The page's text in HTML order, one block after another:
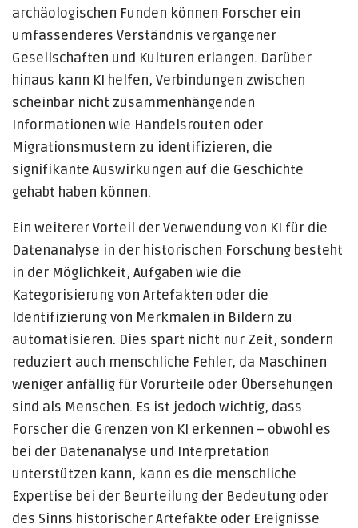
archäologischen Funden können Forscher ein
umfassenderes Verständnis vergangener
Gesellschaften und Kulturen erlangen. Darüber
hinaus kann KI helfen, Verbindungen zwischen
scheinbar nicht zusammenhängenden
Informationen wie Handelsrouten oder
Migrationsmustern zu identifizieren, die
signifikante Auswirkungen auf die Geschichte
gehabt haben können.
Ein weiterer Vorteil der Verwendung von KI für die
Datenanalyse in der historischen Forschung besteht
in der Möglichkeit, Aufgaben wie die
Kategorisierung von Artefakten oder die
Identifizierung von Merkmalen in Bildern zu
automatisieren. Dies spart nicht nur Zeit, sondern
reduziert auch menschliche Fehler, da Maschinen
weniger anfällig für Vorurteile oder Übersehungen
sind als Menschen. Es ist jedoch wichtig, dass
Forscher die Grenzen von KI erkennen – obwohl es
bei der Datenanalyse und Interpretation
unterstützen kann, kann es die menschliche
Expertise bei der Beurteilung der Bedeutung oder
des Sinns historischer Artefakte oder Ereignisse